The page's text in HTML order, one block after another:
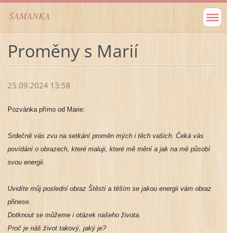
ŠAMANKA
Proměny s Marií
25.09.2024 13:58
Pozvánka přímo od Marie:
Srdečně vás zvu na setkání proměn mých i těch vašich. Čeká vás
povídání o obrazech, které maluji, které mě mění a jak na mě působí
svou energii.
Uvidíte můj poslední obraz Štěstí a těším se jakou energii vám obraz
přinese.
Dotknout se můžeme i otázek našeho života.
Proč je náš živottakový, jaký je?